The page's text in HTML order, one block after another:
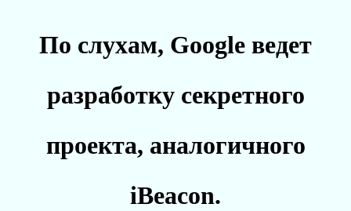
По слухам, Google ведет
разработку секретного
проекта, аналогичного
iBeacon.